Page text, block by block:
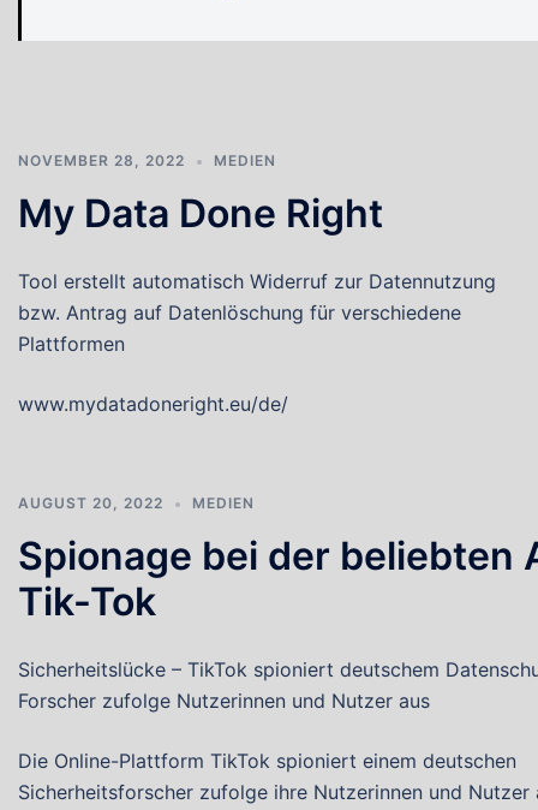
NOVEMBER 28, 2022 MEDIEN
My Data Done Right
Tool erstellt automatisch Widerruf zur Datennutzung
bzw. Antrag auf Datenlöschung für verschiedene
Plattformen
www.mydatadoneright.eu/de/
AUGUST 20, 2022 MEDIEN
Spionage bei der beliebten
Tik-Tok
Sicherheitslücke – TikTok spioniert deutschem
Forscher zufolge Nutzerinnen und Nutzer aus
Die Online-Plattform TikTok spioniert einem deutschen
Sicherheitsforscher zufolge ihre Nutzerinnen und Nutzer